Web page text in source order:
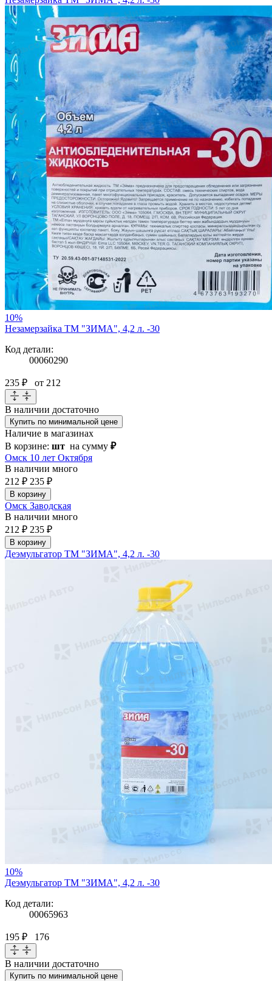
10%
Незамерзайка ТМ "ЗИМА", 4,2 л. -30
Код детали:
00060290
235 ₽ от 212
В наличии достаточно
Купить по минимальной цене
Наличие в магазинах
В корзине: шт на сумму ₽
Омск 10 лет Октября
В наличии много
212 ₽ 235 ₽
В корзину
Омск Заводская
В наличии много
212 ₽ 235 ₽
В корзину
Деэмульгатор ТМ "ЗИМА", 4,2 л. -30
10%
Деэмульгатор ТМ "ЗИМА", 4,2 л. -30
Код детали:
00065963
195 ₽ 176
В наличии достаточно
Купить по минимальной цене